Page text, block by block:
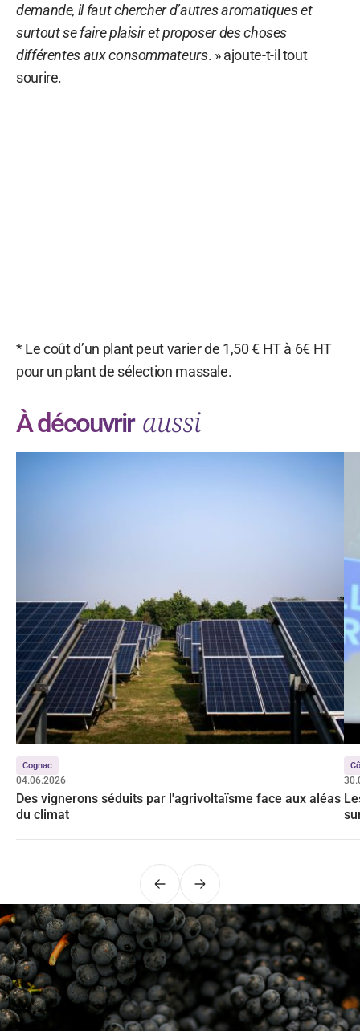
demande, il faut chercher d’autres aromatiques et
surtout se faire plaisir et proposer des choses
différentes aux consommateurs. » ajoute-t-il tout
sourire.
* Le coût d’un plant peut varier de 1,50 € HT à 6€ HT
pour un plant de sélection massale.
À découvrir aussi
Cognac
04.06.2026
Des vignerons séduits par l'agrivoltaïsme face aux aléas
du climat
PrécédentSuivant